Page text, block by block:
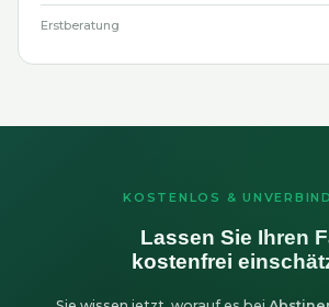
Erstberatung
KOSTENLOS &
Lassen Sie Ihren
kostenfrei